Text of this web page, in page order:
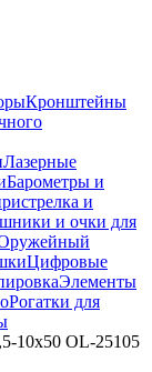
Кронштейны
Лазерные
Барометры и
и
и очки для
Цифровые
Элементы
Рогатки для
10x50 OL-25105